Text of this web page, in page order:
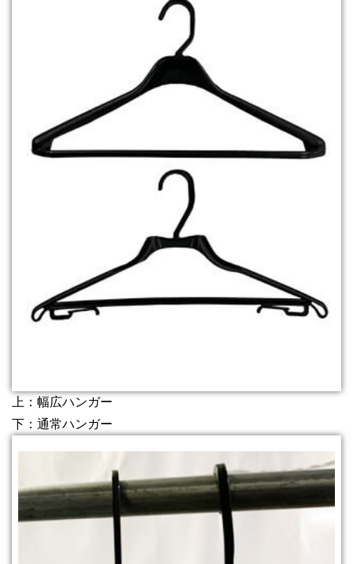
上：幅広ハンガー
下：通常ハンガー